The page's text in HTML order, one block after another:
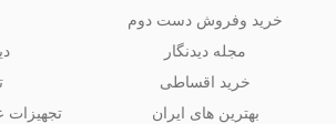
خرید وفروش دست دوم
مجله دیدنگار
خرید اقساطی
بهترین های ایران